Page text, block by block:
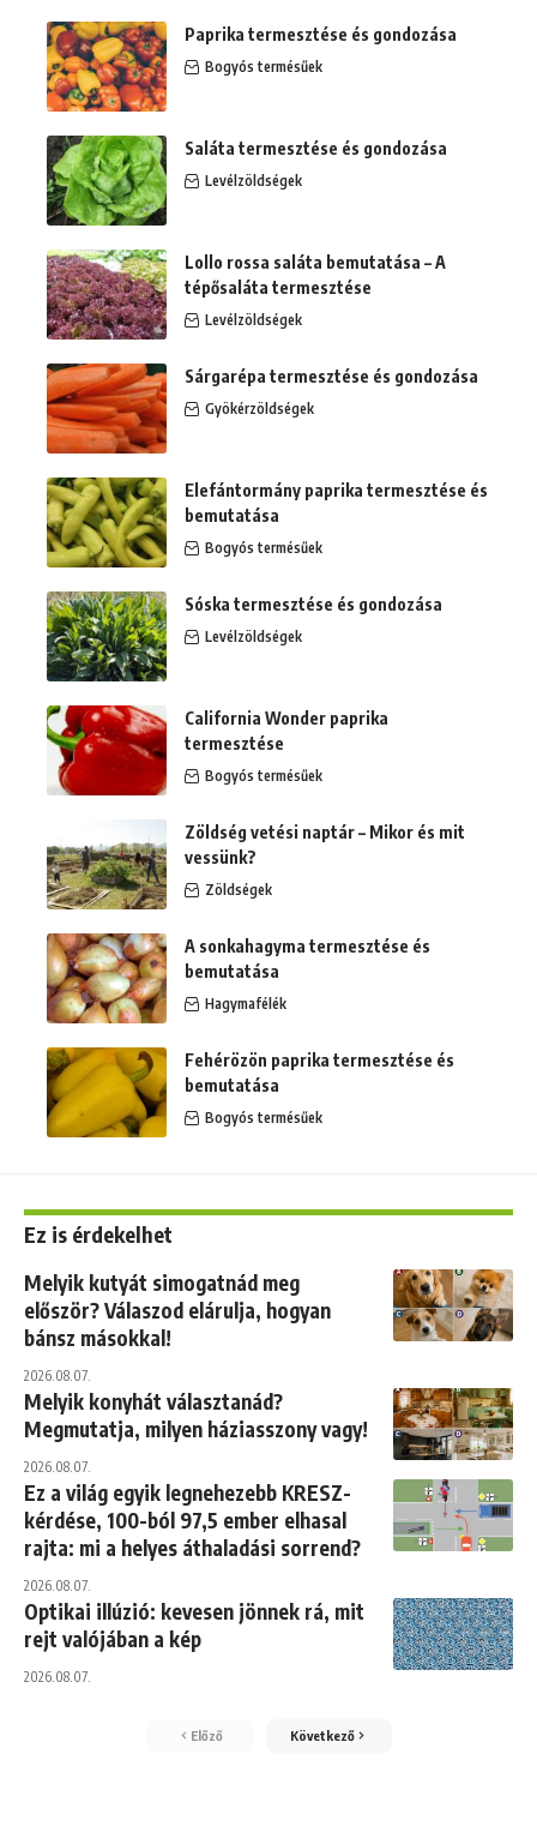
Paprika termesztése és gondozása
Bogyós termésűek
Saláta termesztése és gondozása
Levélzöldségek
Lollo rossa saláta bemutatása – A
tépősaláta termesztése
Levélzöldségek
Sárgarépa termesztése és gondozása
Gyökérzöldségek
Elefántormány paprika termesztése és
bemutatása
Bogyós termésűek
Sóska termesztése és gondozása
Levélzöldségek
California Wonder paprika
termesztése
Bogyós termésűek
Zöldség vetési naptár – Mikor és mit
vessünk?
Zöldségek
A sonkahagyma termesztése és
bemutatása
Hagymafélék
Fehérözön paprika termesztése és
bemutatása
Bogyós termésűek
Ez is érdekelhet
Melyik kutyát simogatnád meg
először? Válaszod elárulja, hogyan
bánsz másokkal!
2026.08.07.
Melyik konyhát választanád?
Megmutatja, milyen háziasszony vagy!
2026.08.07.
Ez a világ egyik legnehezebb KRESZ-
kérdése, 100-ból 97,5 ember elhasal
rajta: mi a helyes áthaladási sorrend?
2026.08.07.
Optikai illúzió: kevesen jönnek rá, mit
rejt valójában a kép
2026.08.07.
Előző Következő